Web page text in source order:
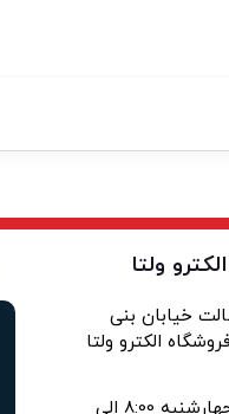
ولتا
خیابان بنی
الکترو ولتا
ساعت کاری : شنبه تا چهارشنبه 8:00 الی